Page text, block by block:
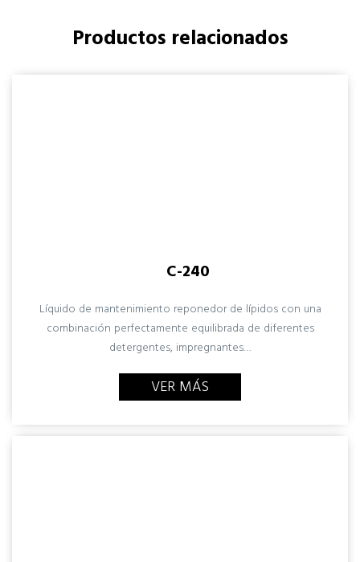
Productos relacionados
C-240
Líquido de mantenimiento reponedor de lípidos con una
combinación perfectamente equilibrada de diferentes
detergentes, impregnantes…
VER MÁS